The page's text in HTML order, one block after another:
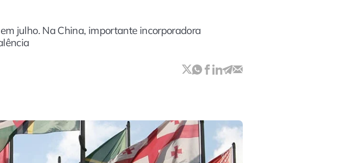
julho. Na China, importante incorporadora